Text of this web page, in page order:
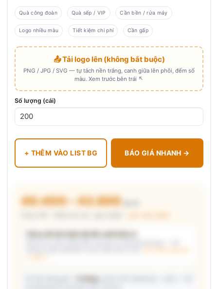
Quà công đoàn Quà sếp / VIP Cần bền / rửa máy
Logo nhiều màu Tiết kiệm chi phí Cần gấp
📤 Tải logo lên (không bắt buộc)
PNG / JPG / SVG — tự tách nền trắng, canh giữa lên phôi, đếm số
màu. Xem trước bên trái ↖
Số lượng (cái)
+ THÊM VÀO LIST BG BÁO GIÁ NHANH →
40.400 – 43.800